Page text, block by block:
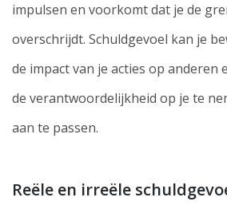
impulsen en voorkomt dat je de
overschrijdt. Schuldgevoel kan je
de impact van je acties op anderen
de verantwoordelijkheid op je te
aan te passen.
Reële en irreële